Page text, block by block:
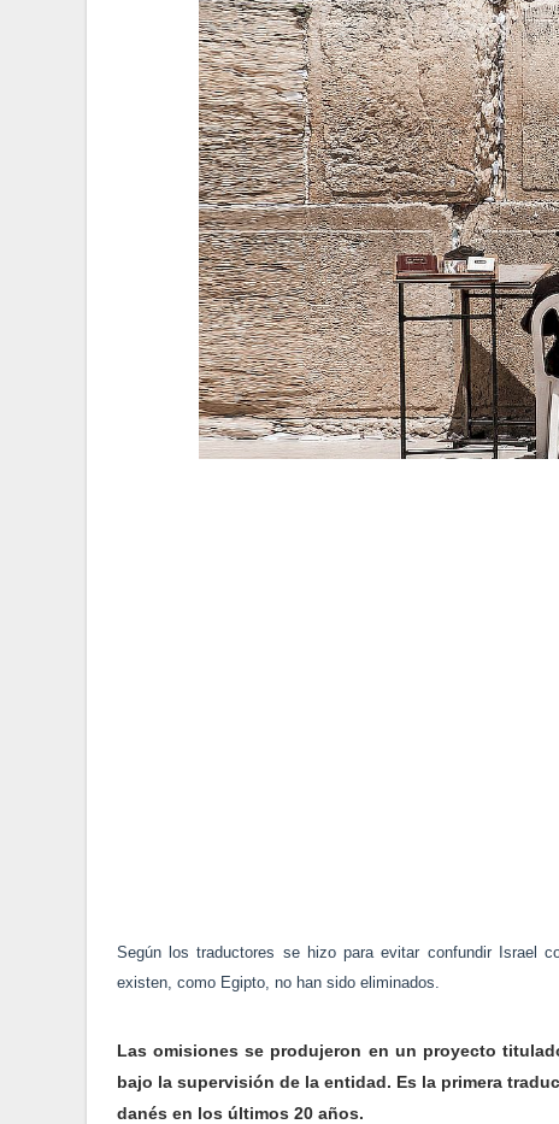
Según los traductores se hizo para evitar confundir Israel
existen, como Egipto, no han sido eliminados.
Las omisiones se produjeron en un proyecto
bajo la supervisión de la entidad. Es la primera
danés en los últimos 20 años.